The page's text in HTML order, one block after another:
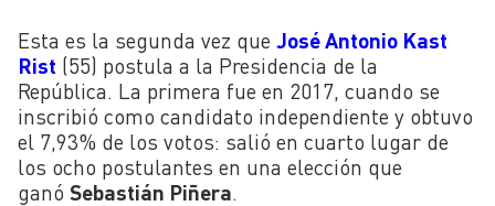
Esta es la segunda vez que José Antonio Kast
Rist (55) postula a la Presidencia de la
República. La primera fue en 2017, cuando se
inscribió como candidato independiente y obtuvo
el 7,93% de los votos: salió en cuarto lugar de
los ocho postulantes en una elección que
ganó Sebastián Piñera